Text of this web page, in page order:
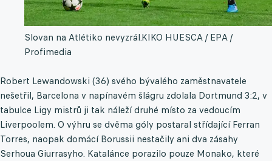
Slovan na Atlétiko nevyzrál.KIKO HUESCA / EPA /
Profimedia
Robert Lewandowski (36) svého bývalého zaměstnavatele
nešetřil, Barcelona v napínavém šlágru zdolala Dortmund 3:2, v
tabulce Ligy mistrů ji tak náleží druhé místo za vedoucím
Liverpoolem. O výhru se dvěma góly postaral střídající Ferran
Torres, naopak domácí Borussii nestačily ani dva zásahy
Serhoua Giurrasyho. Katalánce porazilo pouze Monako, které